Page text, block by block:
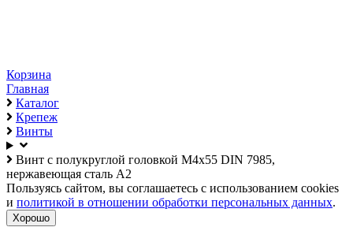
Корзина
Главная
Каталог
Крепеж
Винты
Винт с полукруглой головкой М4х55 DIN 7985,
нержавеющая сталь А2
Пользуясь сайтом, вы соглашаетесь с использованием cookies
и политикой в отношении обработки персональных данных.
Хорошо